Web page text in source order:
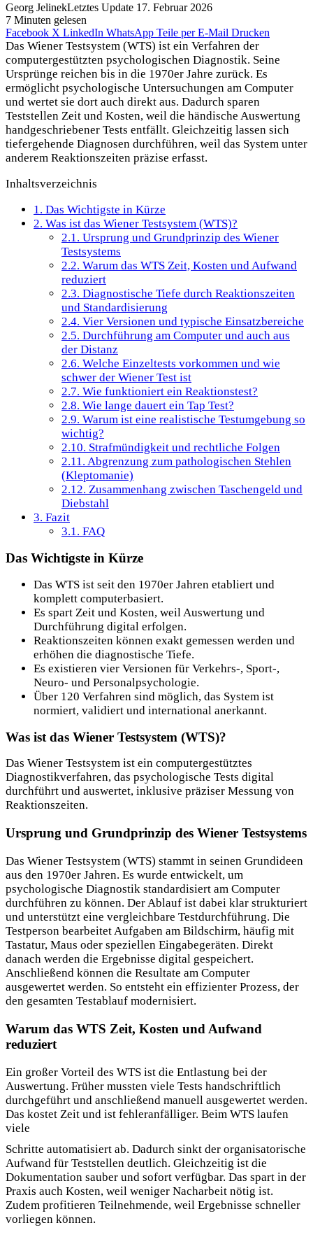
Georg JelinekLetztes Update 17. Februar 2026
7 Minuten gelesen
Facebook X LinkedIn WhatsApp Teile per E-Mail Drucken
Das Wiener Testsystem (WTS) ist ein Verfahren der
computergestützten psychologischen Diagnostik. Seine
Ursprünge reichen bis in die 1970er Jahre zurück. Es
ermöglicht psychologische Untersuchungen am Computer
und wertet sie dort auch direkt aus. Dadurch sparen
Teststellen Zeit und Kosten, weil die händische Auswertung
handgeschriebener Tests entfällt. Gleichzeitig lassen sich
tiefergehende Diagnosen durchführen, weil das System unter
anderem Reaktionszeiten präzise erfasst.
Inhaltsverzeichnis
1. Das Wichtigste in Kürze
2. Was ist das Wiener Testsystem (WTS)?
2.1. Ursprung und Grundprinzip des Wiener
Testsystems
2.2. Warum das WTS Zeit, Kosten und Aufwand
reduziert
2.3. Diagnostische Tiefe durch Reaktionszeiten
und Standardisierung
2.4. Vier Versionen und typische Einsatzbereiche
2.5. Durchführung am Computer und auch aus
der Distanz
2.6. Welche Einzeltests vorkommen und wie
schwer der Wiener Test ist
2.7. Wie funktioniert ein Reaktionstest?
2.8. Wie lange dauert ein Tap Test?
2.9. Warum ist eine realistische Testumgebung so
wichtig?
2.10. Strafmündigkeit und rechtliche Folgen
2.11. Abgrenzung zum pathologischen Stehlen
(Kleptomanie)
2.12. Zusammenhang zwischen Taschengeld und
Diebstahl
3. Fazit
3.1. FAQ
Das Wichtigste in Kürze
Das WTS ist seit den 1970er Jahren etabliert und
komplett computerbasiert.
Es spart Zeit und Kosten, weil Auswertung und
Durchführung digital erfolgen.
Reaktionszeiten können exakt gemessen werden und
erhöhen die diagnostische Tiefe.
Es existieren vier Versionen für Verkehrs-, Sport-,
Neuro- und Personalpsychologie.
Über 120 Verfahren sind möglich, das System ist
normiert, validiert und international anerkannt.
Was ist das Wiener Testsystem (WTS)?
Das Wiener Testsystem ist ein computergestütztes
Diagnostikverfahren, das psychologische Tests digital
durchführt und auswertet, inklusive präziser Messung von
Reaktionszeiten.
Ursprung und Grundprinzip des Wiener Testsystems
Das Wiener Testsystem (WTS) stammt in seinen Grundideen
aus den 1970er Jahren. Es wurde entwickelt, um
psychologische Diagnostik standardisiert am Computer
durchführen zu können. Der Ablauf ist dabei klar strukturiert
und unterstützt eine vergleichbare Testdurchführung. Die
Testperson bearbeitet Aufgaben am Bildschirm, häufig mit
Tastatur, Maus oder speziellen Eingabegeräten. Direkt
danach werden die Ergebnisse digital gespeichert.
Anschließend können die Resultate am Computer
ausgewertet werden. So entsteht ein effizienter Prozess, der
den gesamten Testablauf modernisiert.
Warum das WTS Zeit, Kosten und Aufwand
reduziert
Ein großer Vorteil des WTS ist die Entlastung bei der
Auswertung. Früher mussten viele Tests handschriftlich
durchgeführt und anschließend manuell ausgewertet werden.
Das kostet Zeit und ist fehleranfälliger. Beim WTS laufen
viele
Schritte automatisiert ab. Dadurch sinkt der organisatorische
Aufwand für Teststellen deutlich. Gleichzeitig ist die
Dokumentation sauber und sofort verfügbar. Das spart in der
Praxis auch Kosten, weil weniger Nacharbeit nötig ist.
Zudem profitieren Teilnehmende, weil Ergebnisse schneller
vorliegen können.